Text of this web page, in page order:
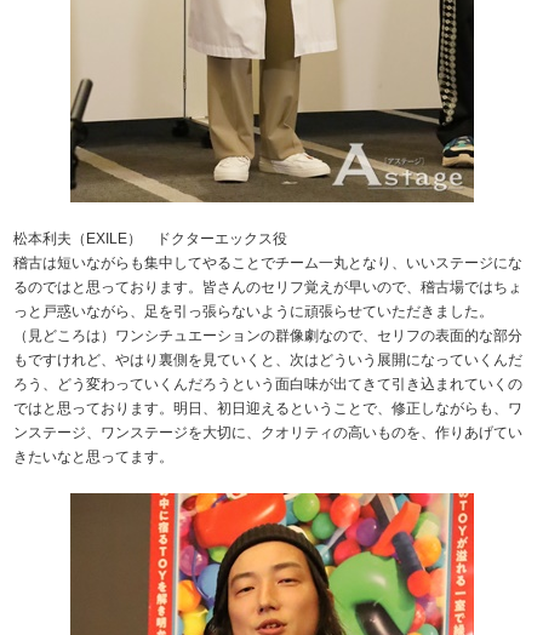
松本利夫（EXILE） ドクターエックス役
稽古は短いながらも集中してやることでチーム一丸となり、いいステージにな
るのではと思っております。皆さんのセリフ覚えが早いので、稽古場ではちょ
っと戸惑いながら、足を引っ張らないように頑張らせていただきました。
（見どころは）ワンシチュエーションの群像劇なので、セリフの表面的な部分
もですけれど、やはり裏側を見ていくと、次はどういう展開になっていくんだ
ろう、どう変わっていくんだろうという面白味が出てきて引き込まれていくの
ではと思っております。明日、初日迎えるということで、修正しながらも、ワ
ンステージ、ワンステージを大切に、クオリティの高いものを、作りあげてい
きたいなと思ってます。